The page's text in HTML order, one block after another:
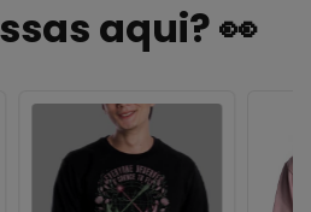
aqui? 👀